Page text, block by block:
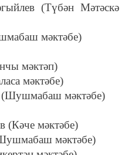
(Түбән Мәтәскә
мәктәбе)
мәктәп)
мәктәбе)
мәктәбе)
(Кәче мәктәбе)
мәктәбе)